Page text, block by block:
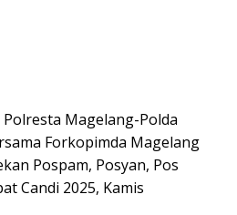
Magelang-Polda
Forkopimda Magelang
Pospam, Posyan, Pos
Candi 2025, Kamis